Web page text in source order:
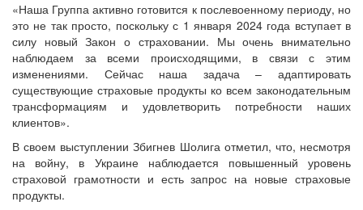
«Наша Группа активно готовится к послевоенному периоду, но
это не так просто, поскольку с 1 января 2024 года вступает в
силу новый Закон о страховании. Мы очень внимательно
наблюдаем за всеми происходящими, в связи с этим
изменениями. Сейчас наша задача – адаптировать
существующие страховые продукты ко всем законодательным
трансформациям и удовлетворить потребности наших
клиентов».
В своем выступлении Збигнев Шолига отметил, что, несмотря
на войну, в Украине наблюдается повышенный уровень
страховой грамотности и есть запрос на новые страховые
продукты.